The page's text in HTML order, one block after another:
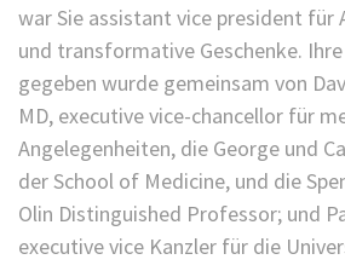
war Sie assistant vice president für
und transformative Geschenke.
gegeben wurde gemeinsam von
MD, executive vice-chancellor für
Angelegenheiten, die George und
der School of Medicine, und die
Olin Distinguished Professor; und
executive vice Kanzler für die